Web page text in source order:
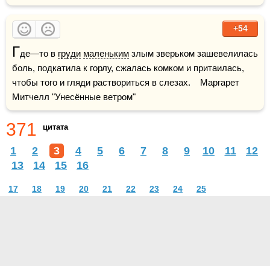
+54
Где—то в груди маленьким злым зверьком зашевелилась
боль, подкатила к горлу, сжалась комком и притаилась,
чтобы того и гляди раствориться в слезах.    Маргарет
Митчелл "Унесённые ветром"
371 цитата
1 2 3 4 5 6 7 8 9 10 11
12
13
14 15 16
17 18 19 20 21 22 23 24 25